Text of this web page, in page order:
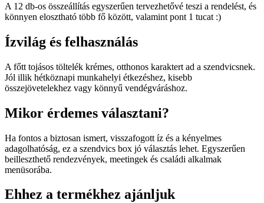
A 12 db-os összeállítás egyszerűen tervezhetővé teszi a rendelést, és
könnyen elosztható több fő között, valamint pont 1 tucat :)
Ízvilág és felhasználás
A főtt tojásos töltelék krémes, otthonos karaktert ad a szendvicsnek.
Jól illik hétköznapi munkahelyi étkezéshez, kisebb
összejövetelekhez vagy könnyű vendégváráshoz.
Mikor érdemes választani?
Ha fontos a biztosan ismert, visszafogott íz és a kényelmes
adagolhatóság, ez a szendvics box jó választás lehet. Egyszerűen
beilleszthető rendezvények, meetingek és családi alkalmak
menüsorába.
Ehhez a termékhez ajánljuk